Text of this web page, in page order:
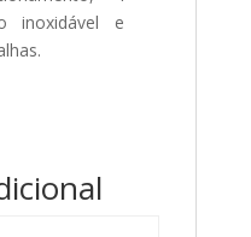
inoxidável e